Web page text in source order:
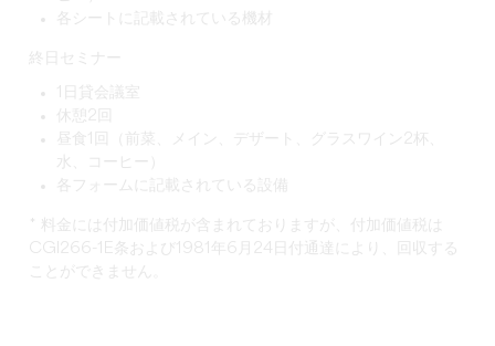
各シートに記載されている機材
終日セミナー
1日貸会議室
昼食1回（前菜、メイン、デザート、グラスワイン2杯、
水、コーヒー）
各フォームに記載されている設備
* 料金には付加価値税が含まれておりますが、付加価値税は
CGI266-1E条および1981年6月24日付通達により、回収する
ことができません。